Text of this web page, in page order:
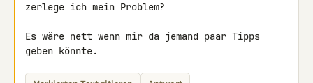
zerlege ich mein Problem?
Es wäre nett wenn mir da jemand paar Tipps
geben könnte.